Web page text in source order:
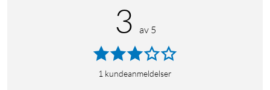
3 av 5
1 kundeanmeldelser